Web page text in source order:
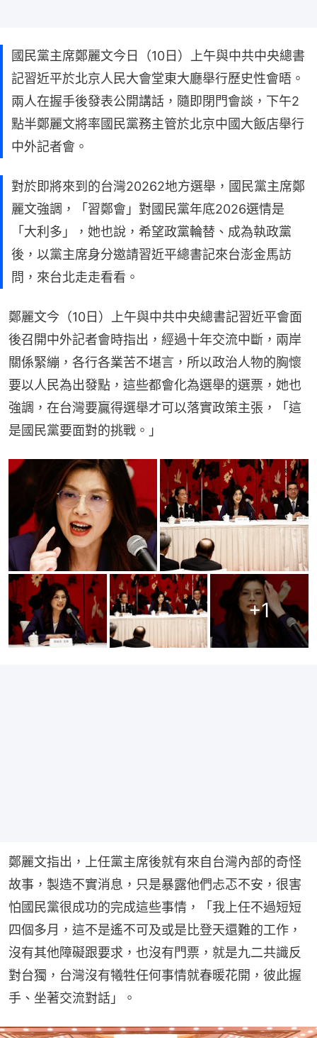
國民黨主席鄭麗文今日（10日）上午與中共中央總書
記習近平於北京人民大會堂東大廳舉行歷史性會晤。
兩人在握手後發表公開講話，隨即閉門會談，下午2
點半鄭麗文將率國民黨務主管於北京中國大飯店舉行
中外記者會。
對於即將來到的台灣20262地方選舉，國民黨主席鄭
麗文強調，「習鄭會」對國民黨年底2026選情是
「大利多」，她也說，希望政黨輪替、成為執政黨
後，以黨主席身分邀請習近平總書記來台澎金馬訪
問，來台北走走看看。
鄭麗文今（10日）上午與中共中央總書記習近平會面
後召開中外記者會時指出，經過十年交流中斷，兩岸
關係緊繃，各行各業苦不堪言，所以政治人物的胸懷
要以人民為出發點，這些都會化為選舉的選票，她也
強調，在台灣要贏得選舉才可以落實政策主張，「這
是國民黨要面對的挑戰。」
+1
鄭麗文指出，上任黨主席後就有來自台灣內部的奇怪
故事，製造不實消息，只是暴露他們忐忑不安，很害
怕國民黨很成功的完成這些事情，「我上任不過短短
四個多月，這不是遙不可及或是比登天還難的工作，
沒有其他障礙跟要求，也沒有門票，就是九二共識反
對台獨，台灣沒有犧牲任何事情就春暖花開，彼此握
手、坐著交流對話」。